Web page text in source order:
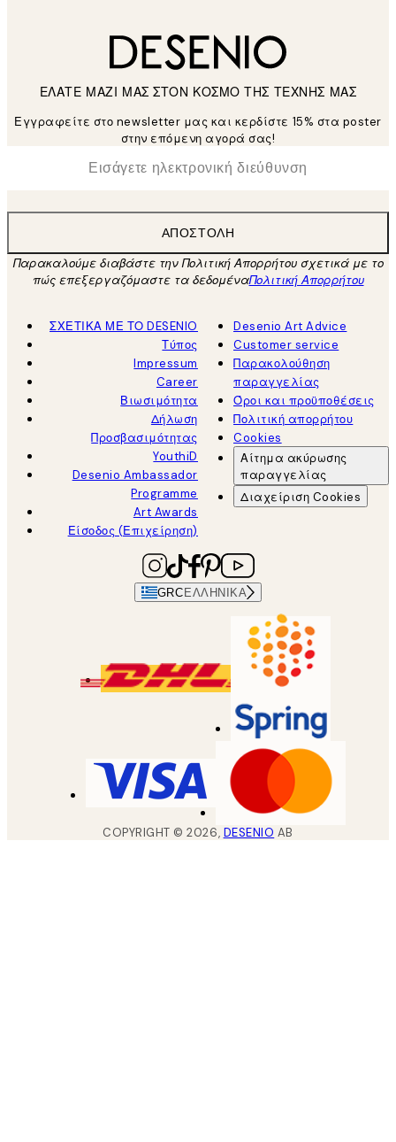
ΕΛΑΤΕ ΜΑΖΙ ΜΑΣ ΣΤΟΝ ΚΟΣΜΟ ΤΗΣ ΤΕΧΝΗΣ ΜΑΣ
Εγγραφείτε στο newsletter μας και κερδίστε 15% στα poster
στην επόμενη αγορά σας!
Ηλεκτρονική Διεύθυνση
ΑΠΟΣΤΟΛΉ
Παρακαλούμε διαβάστε την Πολιτική Απορρήτου σχετικά με το
πώς επεξεργαζόμαστε τα δεδομέναΠολιτική Απορρήτου
ΣΧΕΤΙΚΑ ΜΕ ΤΟ DESENIO
Τύπος
Impressum
Career
Βιωσιμότητα
Δήλωση
Προσβασιμότητας
YouthiD
Desenio Ambassador
Programme
Art Awards
Είσοδος (Επιχείρηση)
Desenio Art Advice
Customer service
Παρακολούθηση
παραγγελίας
Όροι και προϋποθέσεις
Πολιτική απορρήτου
Cookies
Αίτημα ακύρωσης
παραγγελίας
Διαχείριση Cookies
GRC ΕΛΛΗΝΙΚΆ
COPYRIGHT ©2026, DESENIO AB